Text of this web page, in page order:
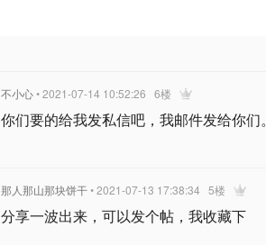
不小心• 2021-07-14 10:52:26 6楼
你们要的给我发私信吧，我邮件发给你们。
那人那山那块饼干• 2021-07-13 17:38:34 5楼
分享一波出来，可以发个帖，我收藏下